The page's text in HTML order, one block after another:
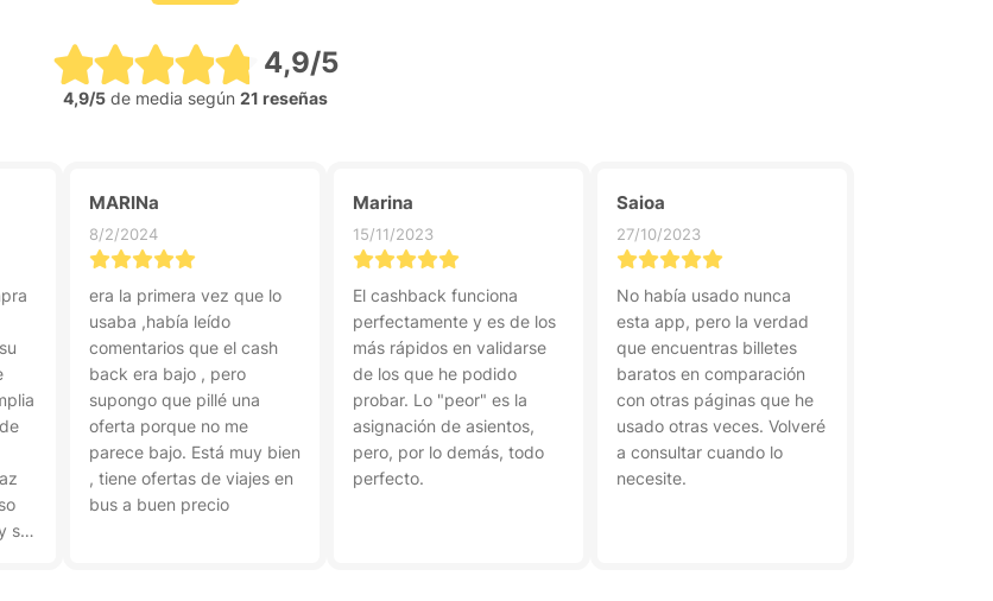
4,9/5
4,9/5de media según 21 reseñas
sin
MARINa
8/2/2024
era la primera vez que lo
usaba ,había leído
comentarios que el cash
back era bajo , pero
supongo que pillé una
oferta porque no me
parece bajo. Está muy bien
, tiene ofertas de viajes en
bus a buen precio
Marina
15/11/2023
El cashback funciona
perfectamente y es de los
más rápidos en validarse
de los que he podido
probar. Lo "peor" es la
asignación de asientos,
pero, por lo demás, todo
perfecto.
Saioa
27/10/2023
No había usado nunca
esta app, pero la verdad
que encuentras billetes
baratos en comparación
con otras páginas que he
usado otras veces. Volveré
a consultar cuando lo
necesite.